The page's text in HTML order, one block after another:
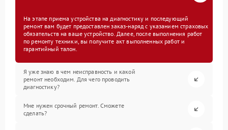
На этапе приема устройства на диагностику и последующий
ремонт вам будет предоставлен заказ-наряд с указанием страховых
обязательств на ваше устройство. Далее, после выполнения работ
по ремонту техники, вы получите акт выполненных работ и
гарантийный талон.
Я уже знаю в чем неисправность и какой
ремонт необходим. Для чего проводить
диагностику?
Мне нужен срочный ремонт. Сможете
сделать?